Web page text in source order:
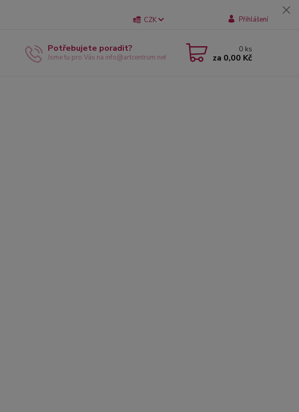
CZK Přihlášení
Potřebujete poradit?
Jsme tu pro Vás na info@artcentrum.net
0 ks
za 0,00 Kč